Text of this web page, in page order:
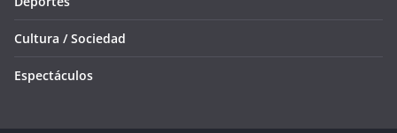
Cultura / Sociedad
Espectáculos